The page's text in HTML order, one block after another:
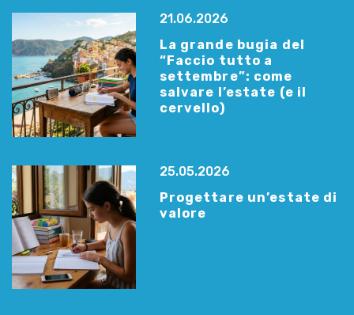
21.06.2026
La grande bugia del
“Faccio tutto a
settembre”: come
salvare l’estate (e il
cervello)
25.05.2026
Progettare un’estate di
valore